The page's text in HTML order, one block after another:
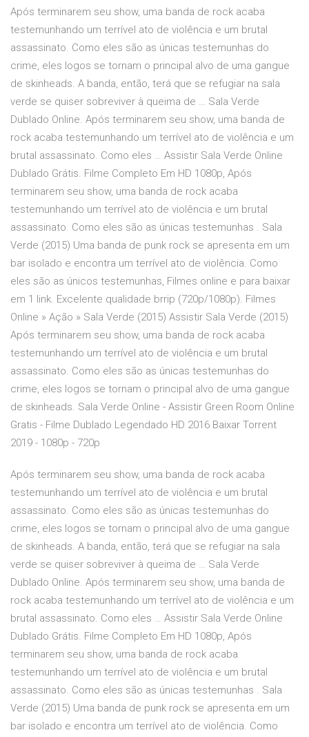
Após terminarem seu show, uma banda de rock acaba
testemunhando um terrível ato de violência e um brutal
assassinato. Como eles são as únicas testemunhas do
crime, eles logos se tornam o principal alvo de uma gangue
de skinheads. A banda, então, terá que se refugiar na sala
verde se quiser sobreviver à queima de … Sala Verde
Dublado Online. Após terminarem seu show, uma banda de
rock acaba testemunhando um terrível ato de violência e um
brutal assassinato. Como eles … Assistir Sala Verde Online
Dublado Grátis. Filme Completo Em HD 1080p, Após
terminarem seu show, uma banda de rock acaba
testemunhando um terrível ato de violência e um brutal
assassinato. Como eles são as únicas testemunhas . Sala
Verde (2015) Uma banda de punk rock se apresenta em um
bar isolado e encontra um terrível ato de violência. Como
eles são as únicos testemunhas, Filmes online e para baixar
em 1 link. Excelente qualidade brrip (720p/1080p). Filmes
Online » Ação » Sala Verde (2015) Assistir Sala Verde (2015)
Após terminarem seu show, uma banda de rock acaba
testemunhando um terrível ato de violência e um brutal
assassinato. Como eles são as únicas testemunhas do
crime, eles logos se tornam o principal alvo de uma gangue
de skinheads. Sala Verde Online - Assistir Green Room Online
Gratis - Filme Dublado Legendado HD 2016 Baixar Torrent
2019 - 1080p - 720p
Após terminarem seu show, uma banda de rock acaba
testemunhando um terrível ato de violência e um brutal
assassinato. Como eles são as únicas testemunhas do
crime, eles logos se tornam o principal alvo de uma gangue
de skinheads. A banda, então, terá que se refugiar na sala
verde se quiser sobreviver à queima de … Sala Verde
Dublado Online. Após terminarem seu show, uma banda de
rock acaba testemunhando um terrível ato de violência e um
brutal assassinato. Como eles … Assistir Sala Verde Online
Dublado Grátis. Filme Completo Em HD 1080p, Após
terminarem seu show, uma banda de rock acaba
testemunhando um terrível ato de violência e um brutal
assassinato. Como eles são as únicas testemunhas . Sala
Verde (2015) Uma banda de punk rock se apresenta em um
bar isolado e encontra um terrível ato de violência. Como